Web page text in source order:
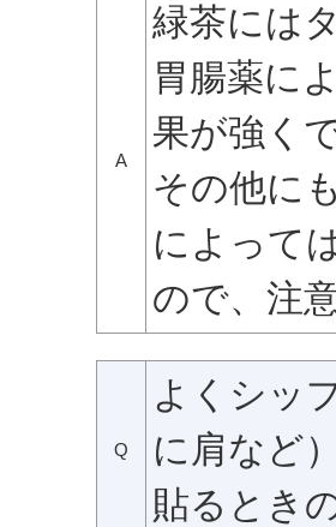
A
緑茶には
胃腸薬に
果が強く
その他に
によって
ので、注
Q
よくシッ
に肩など）
貼るとき